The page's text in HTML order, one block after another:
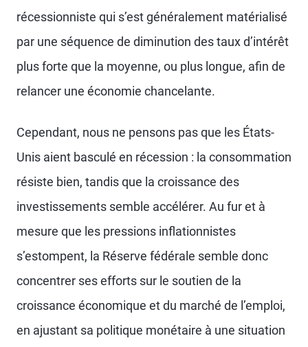
récessionniste qui s’est généralement matérialisé
par une séquence de diminution des taux d’intérêt
plus forte que la moyenne, ou plus longue, afin de
relancer une économie chancelante.
Cependant, nous ne pensons pas que les États-
Unis aient basculé en récession : la consommation
résiste bien, tandis que la croissance des
investissements semble accélérer. Au fur et à
mesure que les pressions inflationnistes
s’estompent, la Réserve fédérale semble donc
concentrer ses efforts sur le soutien de la
croissance économique et du marché de l’emploi,
en ajustant sa politique monétaire à une situation